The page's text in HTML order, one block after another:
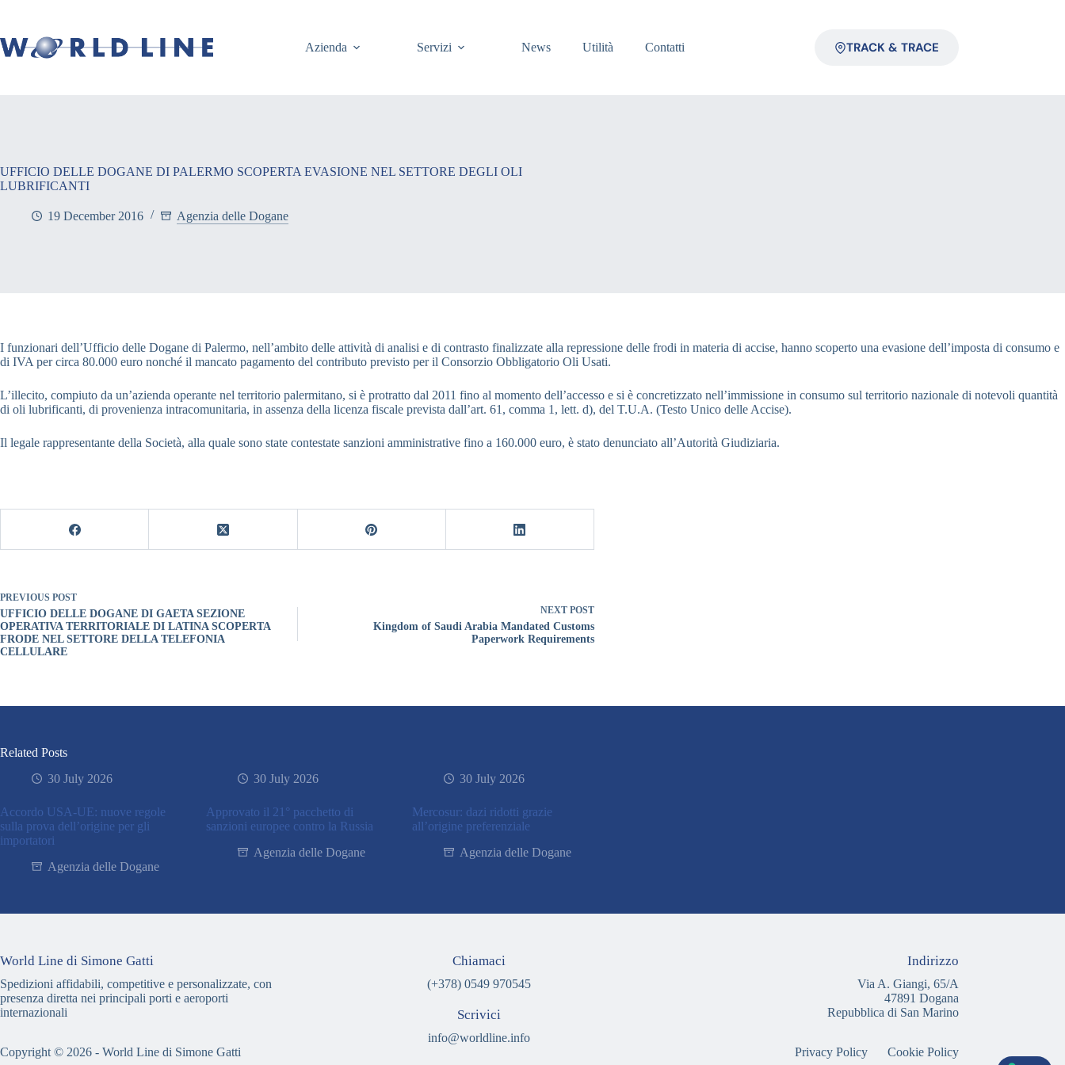
Azienda Servizi News Utilità Contatti TRACK & TRACE
UFFICIO DELLE DOGANE DI PALERMO SCOPERTA EVASIONE NEL SETTORE DEGLI OLI
LUBRIFICANTI
19 December 2016 Agenzia delle Dogane
I funzionari dell’Ufficio delle Dogane di Palermo, nell’ambito delle attività di analisi e di contrasto finalizzate alla repressione delle frodi in materia di accise, hanno scoperto una evasione dell’imposta di consumo e
di IVA per circa 80.000 euro nonché il mancato pagamento del contributo previsto per il Consorzio Obbligatorio Oli Usati.
L’illecito, compiuto da un’azienda operante nel territorio palermitano, si è protratto dal 2011 fino al momento dell’accesso e si è concretizzato nell’immissione in consumo sul territorio nazionale di notevoli quantità
di oli lubrificanti, di provenienza intracomunitaria, in assenza della licenza fiscale prevista dall’art. 61, comma 1, lett. d), del T.U.A. (Testo Unico delle Accise).
Il legale rappresentante della Società, alla quale sono state contestate sanzioni amministrative fino a 160.000 euro, è stato denunciato all’Autorità Giudiziaria.
PREVIOUS POST
UFFICIO DELLE DOGANE DI GAETA SEZIONE
OPERATIVA TERRITORIALE DI LATINA SCOPERTA
FRODE NEL SETTORE DELLA TELEFONIA
CELLULARE
NEXT POST
Kingdom of Saudi Arabia Mandated Customs
Paperwork Requirements
Related Posts
30 July 2026
Accordo USA-UE: nuove regole
sulla prova dell’origine per gli
importatori
Agenzia delle Dogane
30 July 2026
Approvato il 21° pacchetto di
sanzioni europee contro la Russia
Agenzia delle Dogane
30 July 2026
Mercosur: dazi ridotti grazie
all’origine preferenziale
Agenzia delle Dogane
World Line di Simone Gatti
Spedizioni affidabili, competitive e personalizzate, con
presenza diretta nei principali porti e aeroporti
internazionali
Chiamaci
(+378) 0549 970545
Scrivici
info@worldline.info
Indirizzo
Via A. Giangi, 65/A
47891 Dogana
Repubblica di San Marino
Copyright © 2026 - World Line di Simone Gatti Privacy Policy Cookie Policy